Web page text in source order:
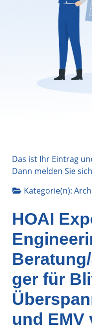
Das ist Ihr Eintrag
Dann melden Sie
Kategorie(n):
HOAI
ger für
und EMV